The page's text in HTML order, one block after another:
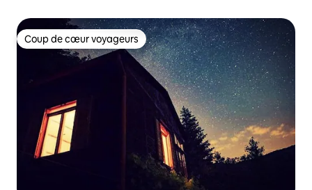
Coup de cœur voyageurs
Coup de cœur voyageurs